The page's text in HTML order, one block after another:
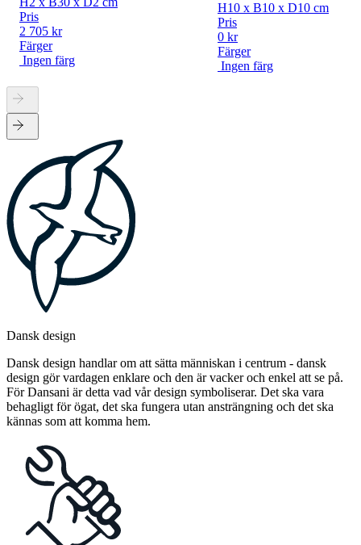
Pris
2 705 kr
Färger
Ingen färg
H10 x B10 x D10 cm
Pris
0 kr
Färger
Ingen färg
Dansk design
Dansk design handlar om att sätta människan i centrum - dansk
design gör vardagen enklare och den är vacker och enkel att se på.
För Dansani är detta vad vår design symboliserar. Det ska vara
behagligt för ögat, det ska fungera utan ansträngning och det ska
kännas som att komma hem.